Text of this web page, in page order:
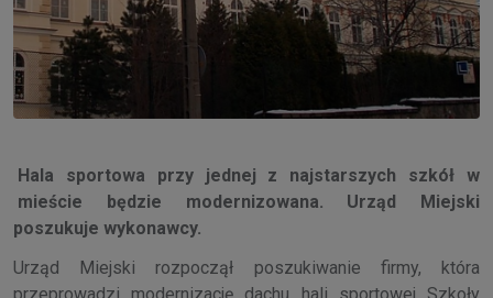
Hala sportowa przy jednej z najstarszych szkół w
mieście będzie modernizowana. Urząd Miejski
poszukuje wykonawcy.
Urząd Miejski rozpoczął poszukiwanie firmy, która